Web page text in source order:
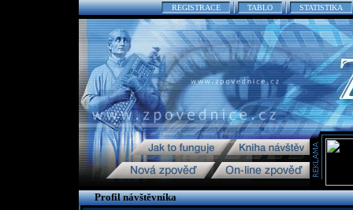
REGISTRACE TABLO STATISTIKA
Profil návštěvníka